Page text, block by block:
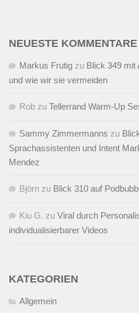
NEUESTE KOMMENTARE
Markus Frutig zu Blick 349 mit
und wie wir sie vermeiden
Rob zu Tellerrand Warm-Up
Sammy Zimmermanns zu
Sprachassistenten und Intent
Mendez
Björn zu Blick 310 auf
Kiu G. zu Viral durch
individualisierbarer Videos
KATEGORIEN
Allgemein